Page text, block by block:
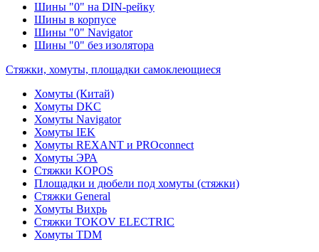
Шины "0" на DIN-рейку
Шины в корпусе
Шины "0" Navigator
Шины "0" без изолятора
Стяжки, хомуты, площадки самоклеющиеся
Хомуты (Китай)
Хомуты DKC
Хомуты Navigator
Хомуты IEK
Хомуты REXANT и PROconnect
Хомуты ЭРА
Стяжки KOPOS
Площадки и дюбели под хомуты (стяжки)
Стяжки General
Хомуты Вихрь
Стяжки TOKOV ELECTRIC
Хомуты TDM